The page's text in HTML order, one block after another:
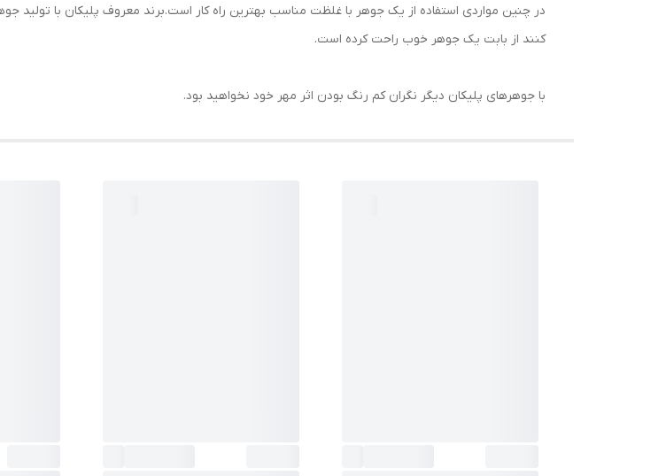
در چنین مواردی استفاده از یک جوهر با غلظت مناسب بهترین راه کار است.برند معروف پلیکان با تولید
کنند از بابت یک جوهر خوب راحت کرده است.
با جوهرهای پلیکان دیگر نگران کم رنگ بودن اثر مهر خود نخواهید بود.